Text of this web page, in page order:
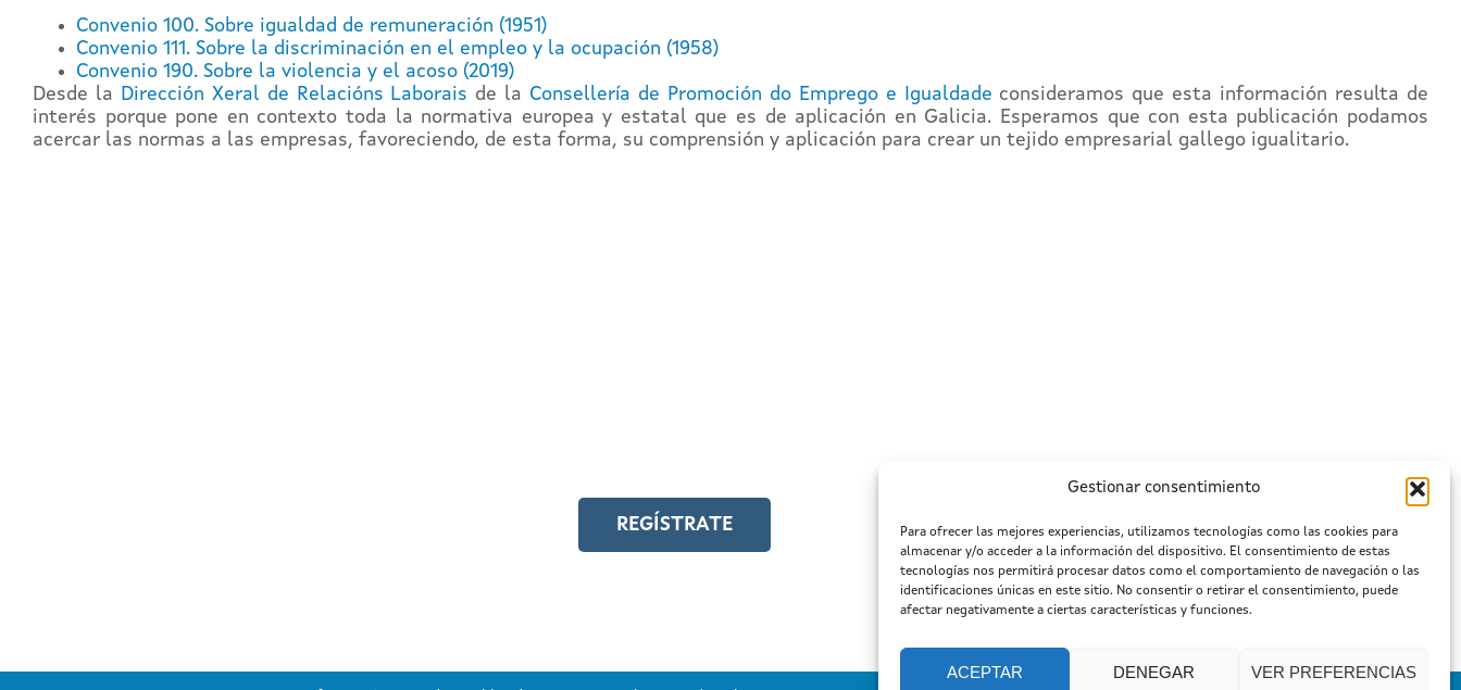
Gestionar consentimiento
Para ofrecer las mejores experiencias, utilizamos tecnologías como las cookies para
almacenar y/o acceder a la información del dispositivo. El consentimiento de estas
tecnologías nos permitirá procesar datos como el comportamiento de navegación o las
identificaciones únicas en este sitio. No consentir o retirar el consentimiento, puede
afectar negativamente a ciertas características y funciones.
ACEPTAR DENEGAR VER PREFERENCIAS
Convenio 100. Sobre igualdad de remuneración (1951)
Convenio 111. Sobre la discriminación en el empleo y la ocupación (1958)
Convenio 190. Sobre la violencia y el acoso (2019)
Desde la
Dirección Xeral de Relacións Laborais de la Consellería de Promoción do Emprego e Igualdade consideramos que esta información resulta de
interés porque pone en contexto toda la normativa europea y estatal que es de aplicación en Galicia. Esperamos que con esta publicación podamos
acercar las normas a las empresas, favoreciendo, de esta forma, su comprensión y aplicación para crear un tejido empresarial gallego igualitario.
REGÍSTRATE